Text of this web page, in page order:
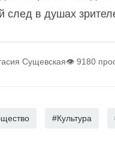
след в душах
Сущевская👁 9180
#Культура